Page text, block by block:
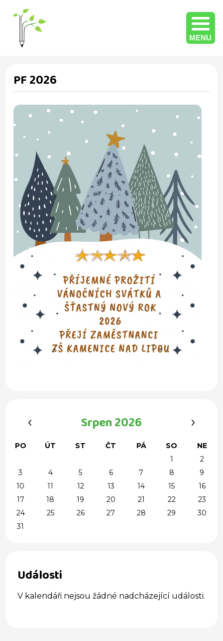
MENU
PF 2026
Srpen 2026
PO ÚT ST ČT PÁ SO
NE
1
2
3
4 5 6 7 8
9
10
11 12 13 14 15
16
17
18 19 20 21 22
23
24
25 26 27 28 29
30
31
Události
V kalendáři nejsou žádné nadcházející události.